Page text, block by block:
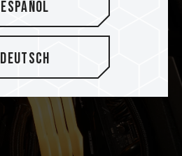
Español
Deutsch